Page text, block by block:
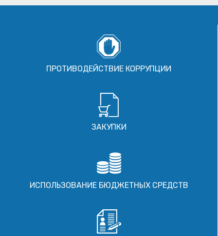
ПРОТИВОДЕЙСТВИЕ КОРРУПЦИИ
ЗАКУПКИ
ИСПОЛЬЗОВАНИЕ БЮДЖЕТНЫХ СРЕДСТВ